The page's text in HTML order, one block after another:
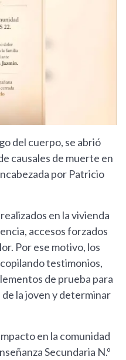
del cuerpo, se abrió
causales de muerte en
por Patricio
en la vivienda
accesos forzados
Por ese motivo, los
testimonios,
de prueba para
la joven y determinar
en la comunidad
Secundaria N.º